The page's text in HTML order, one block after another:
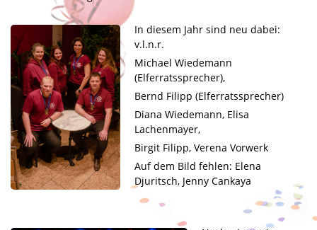
In diesem Jahr sind neu dabei:
v.l.n.r.
Michael Wiedemann
(Elferratssprecher),
Bernd Filipp (Elferratssprecher)
Diana Wiedemann, Elisa
Lachenmayer,
Birgit Filipp, Verena Vorwerk
Auf dem Bild fehlen: Elena
Djuritsch, Jenny Cankaya